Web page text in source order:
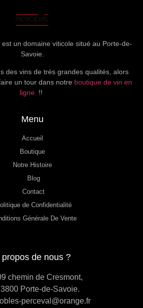
un domaine viticole situé au Porte-de-
Savoie.
des vins de très grandes qualités, alors
un tour dans notre boutique de vin en
ligne !!
Menu
Accueil
Boutique
Notre Histoire
Blog
Contact
de Confidentialité
Générale De Vente
propos de nous ?
chemin de Cresmont,
Porte-de-Savoie.
perceval@orange.fr